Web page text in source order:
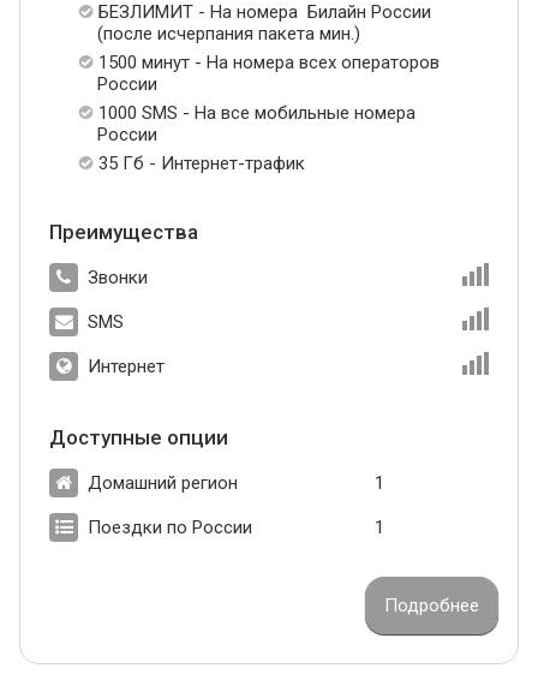
БЕЗЛИМИТ - На номера Билайн России
(после исчерпания пакета мин.)
1500 минут - На номера всех операторов
России
1000 SMS - На все мобильные номера
России
35 Гб - Интернет-трафик
Преимущества
Звонки
SMS
Интернет
Доступные опции
Домашний регион 1
Поездки по России 1
Подробнее